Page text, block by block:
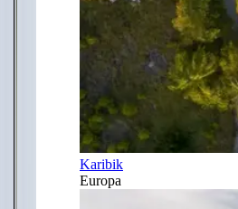
Karibik
Europa